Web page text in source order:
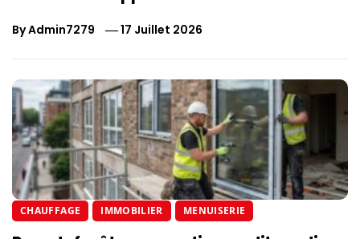
ByAdmin7279 17 Juillet 2026
CHAUFFAGE IMMOBILIER MENUISERIE